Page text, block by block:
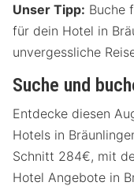
Unser Tipp: Buche
für dein Hotel in
unvergessliche
Suche und
Entdecke diesen
Hotels in
Schnitt 284€, mit
Hotel Angebote in